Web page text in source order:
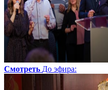
Смотреть До эфира: